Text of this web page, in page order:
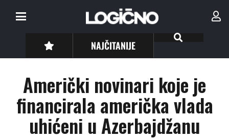
NAJČITANIJE
Američki novinari koje je
financirala američka vlada
uhićeni u Azerbajdžanu